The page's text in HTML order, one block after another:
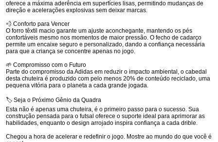
oferece a máxima aderência em superfícies lisas, permitindo mudanças de
direção e acelerações explosivas sem deixar marcas.
💨 Conforto para Vencer
O forro têxtil macio garante um ajuste aconchegante, mantendo os pés
confortáveis mesmo nos momentos de maior pressão. O fecho de cadarço
permite um encaixe seguro e personalizado, dando a confiança necessária
para que a criança se concentre apenas no jogo.
🌱 Compromisso com o Futuro
Parte do compromisso da Adidas em reduzir o impacto ambiental, o cabedal
desta chuteira é produzido com pelo menos 20% de conteúdo reciclado, uma
pequena vitória para o planeta a cada grande jogada.
🏷️ Seja o Próximo Gênio da Quadra
Esta não é apenas uma chuteira, é o primeiro passo para o sucesso. Sua
construção pensada para o futsal oferece o suporte ideal para aprimorar as
habilidades, enquanto o design arrojado inspira confiança a cada drible.
Chegou a hora de acelerar e redefinir o jogo. Mostre ao mundo do que você é